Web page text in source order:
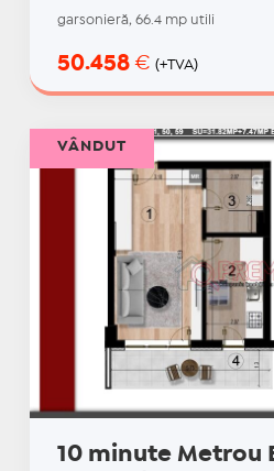
garsonieră, 66.4 mp utili
50.458 € (+TVA)
10 minute Metrou
VÂNDUT